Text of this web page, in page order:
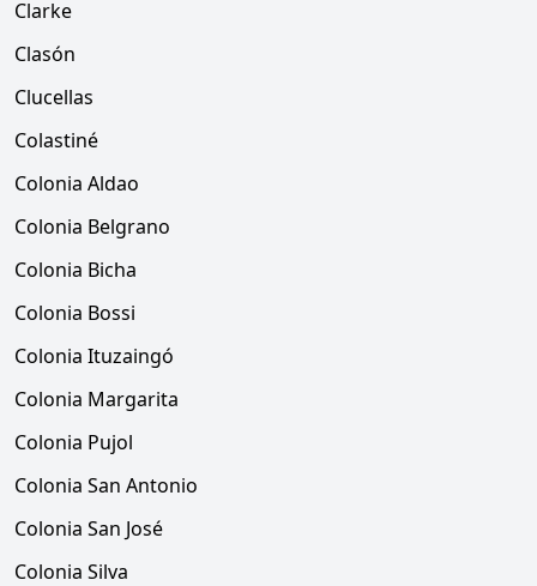
Clarke
Clasón
Clucellas
Colastiné
Colonia Aldao
Colonia Belgrano
Colonia Bicha
Colonia Bossi
Colonia Ituzaingó
Colonia Margarita
Colonia Pujol
Colonia San Antonio
Colonia San José
Colonia Silva